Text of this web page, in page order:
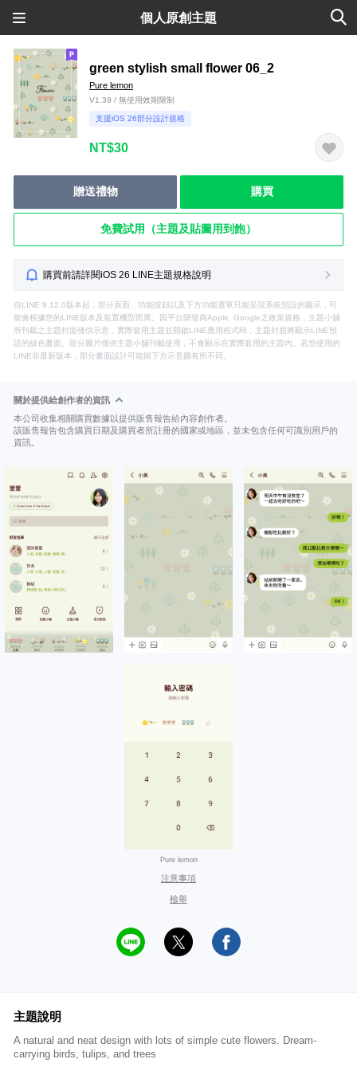
個人原創主題
green stylish small flower 06_2
Pure lemon
V1.39 / 無使用效期限制
支援iOS 26部分設計規格
NT$30
贈送禮物 購買
免費試用（主題及貼圖用到飽）
購買前請詳閱iOS 26 LINE主題規格說明
自LINE 9.12.0版本起，部分頁面、功能按鈕以及下方功能選單只能呈現系統預設的圖示，可
能會根據您的LINE版本及裝置機型而異。因平台開發商Apple, Google之政策規格，主題小舖
所刊載之主題封面僅供示意，實際套用主題並開啟LINE應用程式時，主題封面將顯示LINE預
設的綠色畫面。部分圖片僅供主題小舖刊載使用，不會顯示在實際套用的主題內。若您使用的
LINE非最新版本，部分畫面設計可能與下方示意圖有所不同。
關於提供給創作者的資訊
本公司收集相關購買數據以提供販售報告給內容創作者。
該販售報告包含購買日期及購買者所註冊的國家或地區，並未包含任何可識別用戶的
資訊。
Pure lemon
注意事項
檢舉
主題說明
A natural and neat design with lots of simple cute flowers. Dream-
carrying birds, tulips, and trees